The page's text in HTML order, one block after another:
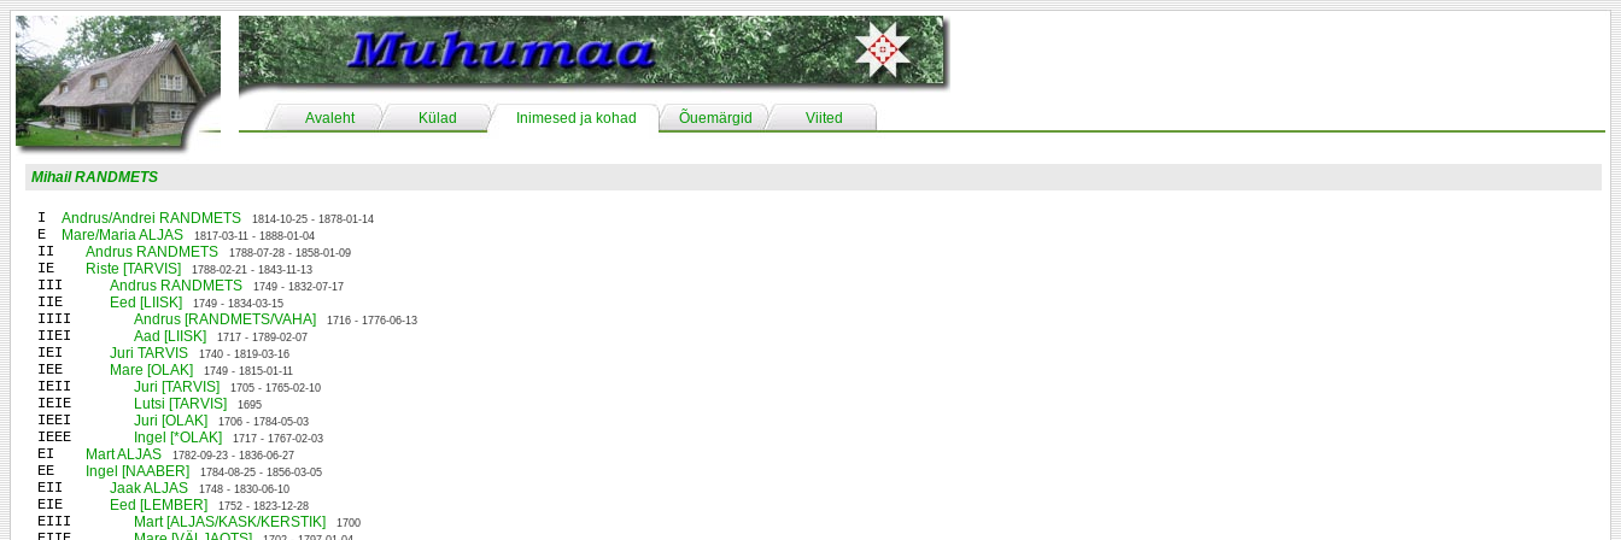
Avaleht Külad Inimesed ja kohad Õuemärgid Viited
Mihail RANDMETS
I Andrus/Andrei RANDMETS 1814-10-25 - 1878-01-14
E Mare/Maria ALJAS 1817-03-11 - 1888-01-04
II Andrus RANDMETS 1788-07-28 - 1858-01-09
IE Riste [TARVIS] 1788-02-21 - 1843-11-13
III Andrus RANDMETS 1749 - 1832-07-17
IIE Eed [LIISK] 1749 - 1834-03-15
IIII Andrus [RANDMETS/VAHA] 1716 - 1776-06-13
IIEI Aad [LIISK] 1717 - 1789-02-07
IEI Juri TARVIS 1740 - 1819-03-16
IEE Mare [OLAK] 1749 - 1815-01-11
IEII Juri [TARVIS] 1705 - 1765-02-10
IEIE Lutsi [TARVIS] 1695
IEEI Juri [OLAK] 1706 - 1784-05-03
IEEE Ingel [*OLAK] 1717 - 1767-02-03
EI Mart ALJAS 1782-09-23 - 1836-06-27
EE Ingel [NAABER] 1784-08-25 - 1856-03-05
EII Jaak ALJAS 1748 - 1830-06-10
EIE Eed [LEMBER] 1752 - 1823-12-28
EIII Mart [ALJAS/KASK/KERSTIK] 1700